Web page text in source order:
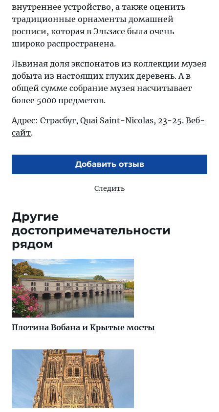
внутреннее устройство, а также оценить
традиционные орнаменты домашней
росписи, которая в Эльзасе была очень
широко распространена.
Львиная доля экспонатов из коллекции музея
добыта из настоящих глухих деревень. А в
общей сумме собрание музея насчитывает
более 5000 предметов.
Адрес: Страсбуг, Quai Saint-Nicolas, 23-25. Веб-
сайт.
Добавить отзыв
Следить
Другие
достопримечательности
рядом
Плотина Вобана и Крытые мосты